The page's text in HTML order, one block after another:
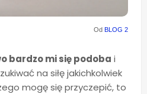
Od BLOG 2
bardzo mi się podoba i
na siłę jakichkolwiek
mogę się przyczepić, to